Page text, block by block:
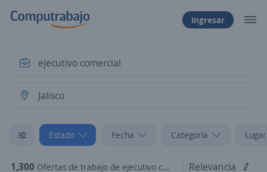
Ingresar
Estado Fecha Categoría
1,300 Ofertas de trabajo de ejecutivo comercial en Jalisco Relevancia